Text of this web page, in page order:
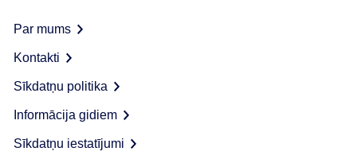
Par mums
Kontakti
Sīkdatņu politika
Informācija gidiem
Sīkdatņu iestatījumi